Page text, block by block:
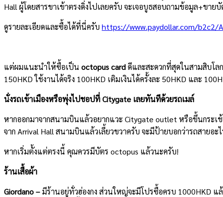
Hall ผู้โดยสารขาเข้าตรงดิ่งไปเลยครับ จะเจอบูธสอบถามข้อมูล+ขาย
ดูรายละเอียดและซื้อได้ที่นี่ครับ https://www.paydollar.com/b2c2/
แต่ผมแนะนำให้ซื้อเป็น octopus cardดีและสะดวกที่สุดในสามสิบโล
150HKD ใช้งานได้จริง 100HKD เติมเงินได้ครั้งละ 50HKD และ
นั่งรถเข้าเมืองหรือพุ่งไปชอปที่ Citygate เลยทันทีด้วยรถเมล์
หากออกมาจากสนามบินแล้วอยากแวะ Citygate outlet หรือขึ้นกระเ
จาก Arrival Hall สนามบินแล้วเลี้ยวขวาครับ จะมีป้ายบอกว่ารถสายอ
หากเริ่มตั้งแต่ตรงนี้ คุณควรมีบัตร octopus แล้วนะครับ!
ร้านเสื้อผ้า
Giordano –มีร้านอยู่ทั่วฮ่องกง ส่วนใหญ่จะมีโปรซื้อครบ 1000HKD แ